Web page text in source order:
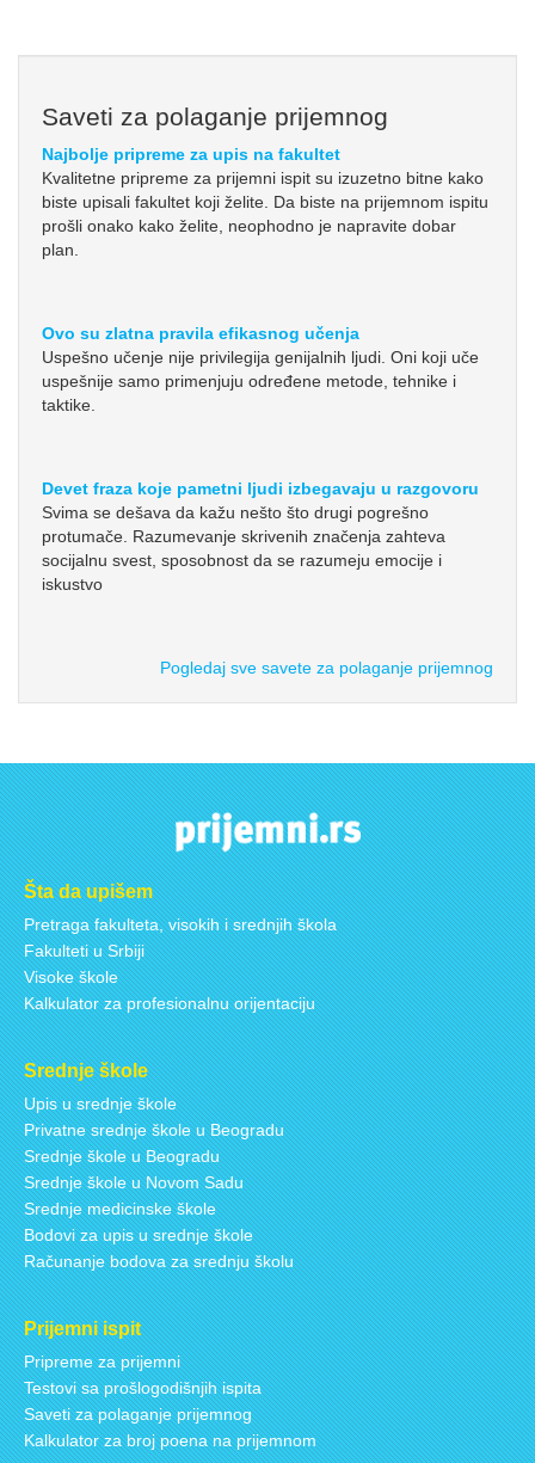
Saveti za polaganje prijemnog
Najbolje pripreme za upis na fakultet
Kvalitetne pripreme za prijemni ispit su izuzetno bitne kako
biste upisali fakultet koji želite. Da biste na prijemnom ispitu
prošli onako kako želite, neophodno je napravite dobar
plan.
Ovo su zlatna pravila efikasnog učenja
Uspešno učenje nije privilegija genijalnih ljudi. Oni koji uče
uspešnije samo primenjuju određene metode, tehnike i
taktike.
Devet fraza koje pametni ljudi izbegavaju u razgovoru
Svima se dešava da kažu nešto što drugi pogrešno
protumače. Razumevanje skrivenih značenja zahteva
socijalnu svest, sposobnost da se razumeju emocije i
iskustvo
Pogledaj sve savete za polaganje prijemnog
Šta da upišem
Pretraga fakulteta, visokih i srednjih škola
Fakulteti u Srbiji
Visoke škole
Kalkulator za profesionalnu orijentaciju
Srednje škole
Upis u srednje škole
Privatne srednje škole u Beogradu
Srednje škole u Beogradu
Srednje škole u Novom Sadu
Srednje medicinske škole
Bodovi za upis u srednje škole
Računanje bodova za srednju školu
Prijemni ispit
Pripreme za prijemni
Testovi sa prošlogodišnjih ispita
Saveti za polaganje prijemnog
Kalkulator za broj poena na prijemnom